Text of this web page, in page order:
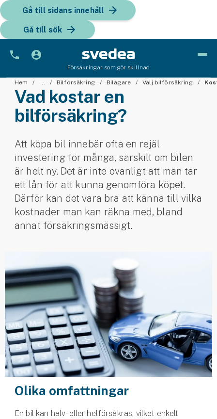
Gå till sidans innehåll
Gå till sök
Försäkringar som gör skillnad
Bil
Fordon
Snöskoterförsäkring
ATV-försäkring
Släpvagnsförsäkring
Mc-försäkring
Märkesförsäkringar
Båt
Båtförsäkring
Märkesförsäkringar
Djur
Hem ... Bilförsäkring Bilägare Välj bilförsäkring
Vad kostar en
bilförsäkring?
Att köpa bil innebär ofta en rejäl
investering för många, särskilt om bilen
är helt ny. Det är inte ovanligt att man tar
ett lån för att kunna genomföra köpet.
Därför kan det vara bra att känna till vilka
kostnader man kan räkna med, bland
annat försäkringsmässigt.
Olika omfattningar
En bil kan halv- eller helförsäkras, vilket enkelt